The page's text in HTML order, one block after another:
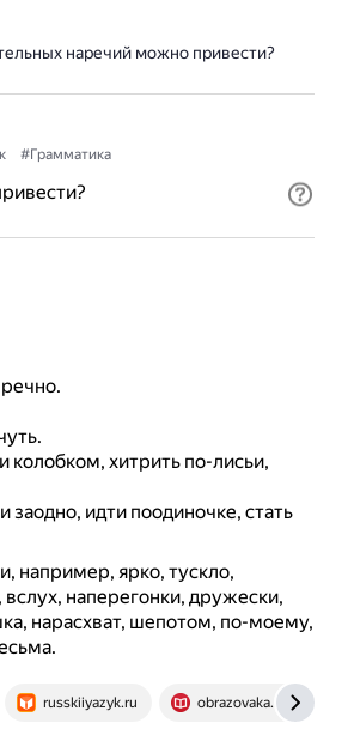
наречий можно привести?
#Грамматика
колобком, хитрить по-лисьи,
заодно, идти поодиночке, стать
например, ярко, тускло,
наперегонки, дружески,
нарасхват, шепотом, по-моему,
russkiiyazyk.ru obrazovaka.ru